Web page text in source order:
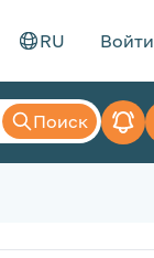
RU Войти
Поиск